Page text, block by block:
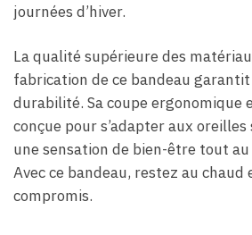
journées d’hiver.
La qualité supérieure des
fabrication de ce bandeau
durabilité. Sa coupe ergonomique
conçue pour s’adapter aux
une sensation de bien-être tout
Avec ce bandeau, restez au chaud
compromis.